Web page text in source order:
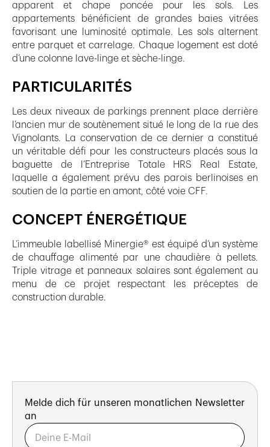
apparent et chape poncée pour les sols. Les
appartements bénéficient de grandes baies vitrées
favorisant une luminosité optimale. Les sols alternent
entre parquet et carrelage. Chaque logement est doté
d’une colonne lave-linge et sèche-linge.
PARTICULARITÉS
Les deux niveaux de parkings prennent place derrière
l’ancien mur de soutènement situé le long de la rue des
Vignolants. La conservation de ce dernier a constitué
un véritable défi pour les constructeurs placés sous la
baguette de l’Entreprise Totale HRS Real Estate,
laquelle a également prévu des parois berlinoises en
soutien de la partie en amont, côté voie CFF.
CONCEPT ÉNERGÉTIQUE
L’immeuble labellisé Minergie® est équipé d’un système
de chauffage alimenté par une chaudière à pellets.
Triple vitrage et panneaux solaires sont également au
menu de ce projet respectant les préceptes de
construction durable.
Melde dich für unseren monatlichen Newsletter
an